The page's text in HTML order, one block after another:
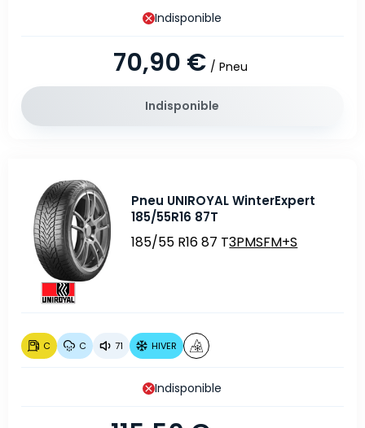
70,90 € / Pneu
Indisponible
Indisponible
Pneu UNIROYAL WinterExpert
185/55R16 87T
185/55 R16 87 T3PMSFM+S
C C 71 HIVER
Indisponible